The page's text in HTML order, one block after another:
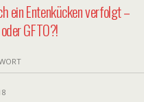
ein Entenkücken verfolgt –
GFTO?!